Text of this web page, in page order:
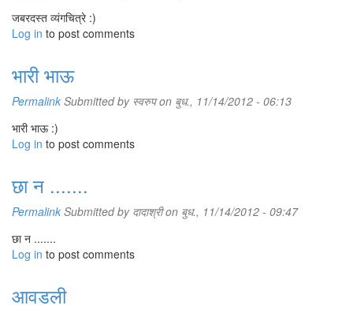
जबरदस्त व्यंगचित्रे :)
Log in to post comments
भारी भाऊ
Permalink Submitted by स्वरुपon बुध., 11/14/2012 - 06:13
भारी भाऊ :)
Log in to post comments
छा न .......
Permalink Submitted by दादाश्रीon बुध., 11/14/2012 - 09:47
छा न .......
Log in to post comments
आवडली